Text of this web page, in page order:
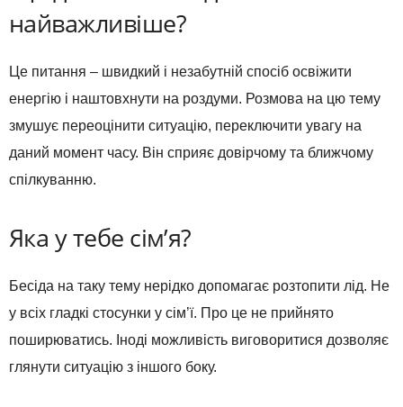
найважливіше?
Це питання – швидкий і незабутній спосіб освіжити
енергію і наштовхнути на роздуми. Розмова на цю тему
змушує переоцінити ситуацію, переключити увагу на
даний момент часу. Він сприяє довірчому та ближчому
спілкуванню.
Яка у тебе сім’я?
Бесіда на таку тему нерідко допомагає розтопити лід. Не
у всіх гладкі стосунки у сім’ї. Про це не прийнято
поширюватись. Іноді можливість виговоритися дозволяє
глянути ситуацію з іншого боку.